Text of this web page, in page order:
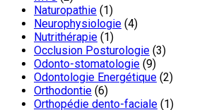
Naturopathie (1)
Neurophysiologie (4)
Nutrithérapie (1)
Occlusion Posturologie (3)
Odonto-stomatologie (9)
Odontologie Energétique (2)
Orthodontie (6)
Orthopédie dento-faciale (1)